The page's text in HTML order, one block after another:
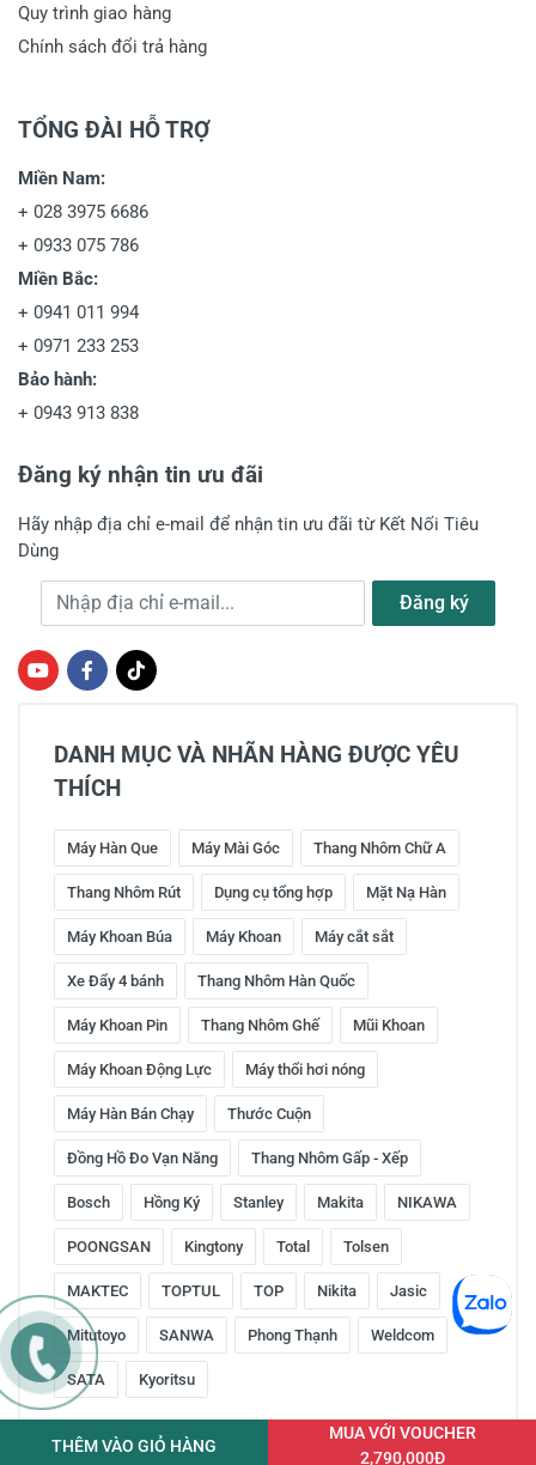
Quy trình giao hàng
Chính sách đổi trả hàng
TỔNG ĐÀI HỖ TRỢ
Miền Nam:
+ 028 3975 6686
+ 0933 075 786
Miền Bắc:
+ 0941 011 994
+ 0971 233 253
Bảo hành:
+ 0943 913 838
Đăng ký nhận tin ưu đãi
Hãy nhập địa chỉ e-mail để nhận tin ưu đãi từ Kết Nối Tiêu
Dùng
Địa chỉ e-mail Đăng ký
DANH MỤC VÀ NHÃN HÀNG ĐƯỢC YÊU
THÍCH
Máy Hàn Que Máy Mài Góc Thang Nhôm Chữ A
Thang Nhôm Rút Dụng cụ tổng hợp Mặt Nạ Hàn
Máy Khoan Búa Máy Khoan Máy cắt sắt
Xe Đẩy 4 bánh Thang Nhôm Hàn Quốc
Máy Khoan Pin Thang Nhôm Ghế Mũi Khoan
Máy Khoan Động Lực Máy thổi hơi nóng
Máy Hàn Bán Chạy Thước Cuộn
Đồng Hồ Đo Vạn Năng Thang Nhôm Gấp - Xếp
Bosch Hồng Ký Stanley Makita NIKAWA
POONGSAN Kingtony Total Tolsen
MAKTEC TOPTUL TOP Nikita Jasic
Mitutoyo SANWA Phong Thạnh Weldcom
SATA Kyoritsu
THÊM VÀO GIỎ HÀNG
MUA VỚI VOUCHER
2,790,000Đ